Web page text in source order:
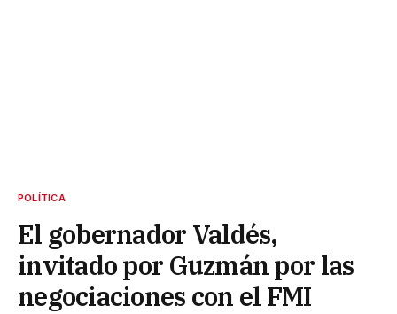
POLÍTICA
El gobernador Valdés,
invitado por Guzmán por las
negociaciones con el FMI